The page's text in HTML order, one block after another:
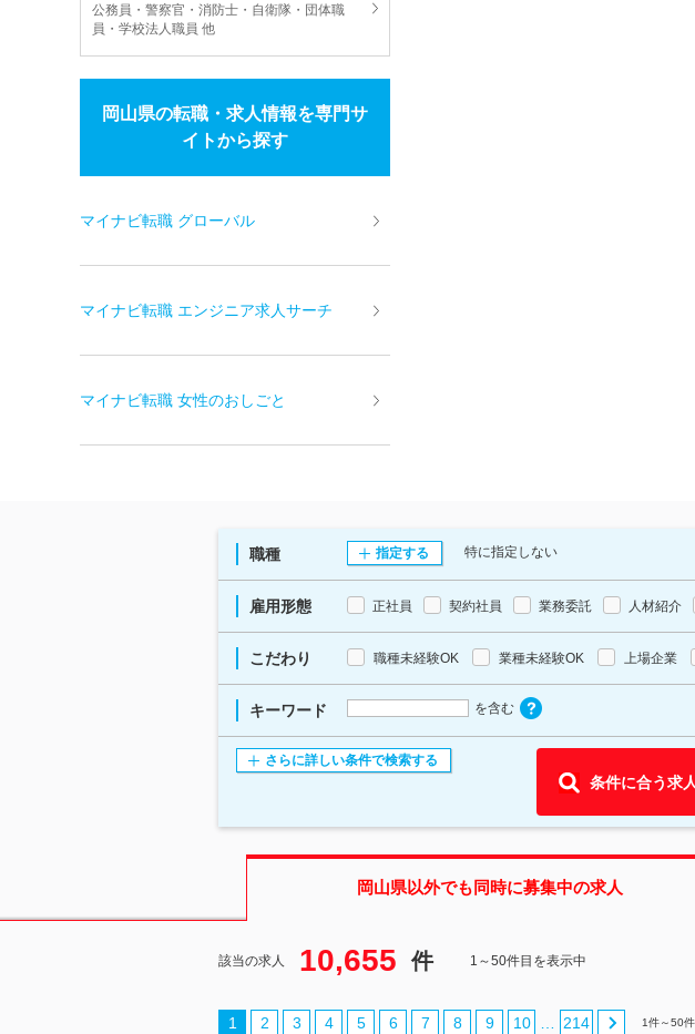
公務員・警察官・消防士・自衛隊・団体職
員・学校法人職員 他
岡山県の転職・求人情報を専門サ
イトから探す
マイナビ転職 グローバル
マイナビ転職 エンジニア求人サーチ
マイナビ転職 女性のおしごと
職種 指定する 特に指定しない
雇用形態 正社員 契約社員 業務委託 人材紹介
こだわり 職種未経験OK 業種未経験OK 上場企業
キーワード を含む
さらに詳しい条件で検索する
条件に合う求
岡山県以外でも同時に募集中の求人
該当の求人 10,655 件 1～50件目を表示中
1 2 3 4 5 6 7 8 9 10 … 214 1件～50